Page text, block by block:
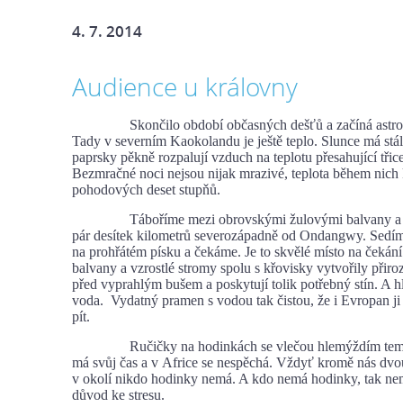
4. 7. 2014
Audience u královny
Skončilo období občasných dešťů a začíná
Tady v severním Kaokolandu je ještě teplo. Slunce má
paprsky pěkně rozpalují vzduch na teplotu přesahující
Bezmračné noci nejsou nijak mrazivé, teplota během nich
pohodových deset stupňů.
Táboříme mezi obrovskými žulovými balvany a
pár desítek kilometrů severozápadně od Ondangwy.
na prohřátém písku a čekáme. Je to skvělé místo na
balvany a vzrostlé stromy spolu s křovisky vytvořily
před vyprahlým bušem a poskytují tolik potřebný stín. A
voda. Vydatný pramen s vodou tak čistou, že i Evropan ji
pít.
Ručičky na hodinkách se vlečou hlemýždím
má svůj čas a v Africe se nespěchá. Vždyť kromě nás
v okolí nikdo hodinky nemá. A kdo nemá hodinky, tak
důvod ke stresu.